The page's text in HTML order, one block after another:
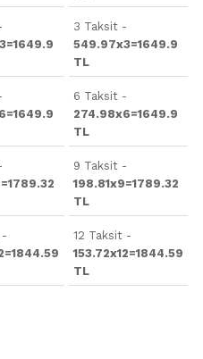
-
3 Taksit -
549.97x3=1649.9
TL
6 Taksit -
274.98x6=1649.9
TL
9 Taksit -
198.81x9=1789.32
TL
12 Taksit -
153.72x12=1844.59
TL